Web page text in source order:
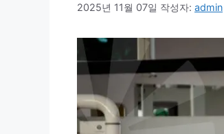
2025년 11월 07일 작성자: admin